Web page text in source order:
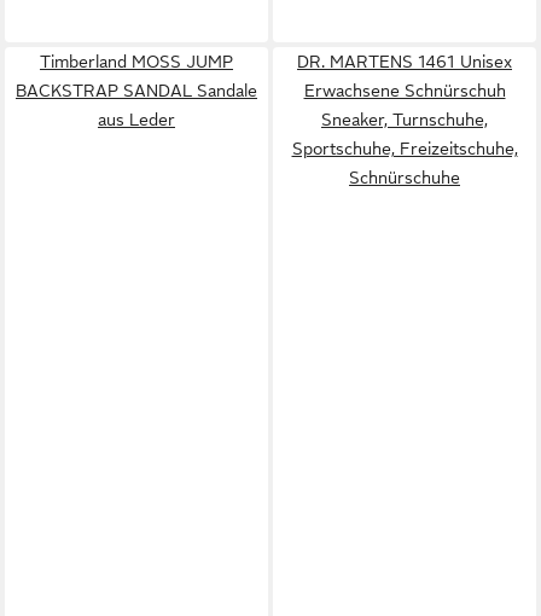
Timberland MOSS JUMP
BACKSTRAP SANDAL Sandale
aus Leder
DR. MARTENS 1461 Unisex
Erwachsene Schnürschuh
Sneaker, Turnschuhe,
Sportschuhe, Freizeitschuhe,
Schnürschuhe